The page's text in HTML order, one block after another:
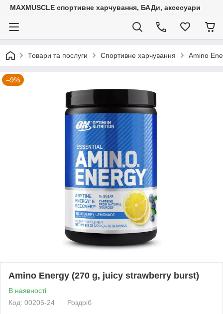
MAXMUSCLE спортивне харчування, БАДи, аксесуари
Товари та послуги Спортивне харчування Amino
–9%
Amino Energy (270 g, juicy strawberry burst)
В наявності
Код: 00205-24
Роздріб